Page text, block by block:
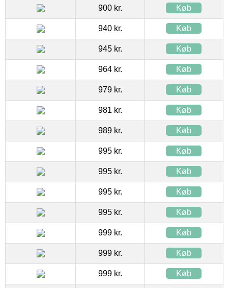
900 kr. Køb
940 kr. Køb
945 kr. Køb
964 kr. Køb
979 kr. Køb
981 kr. Køb
989 kr. Køb
995 kr. Køb
995 kr. Køb
995 kr. Køb
995 kr. Køb
999 kr. Køb
999 kr. Køb
999 kr. Køb